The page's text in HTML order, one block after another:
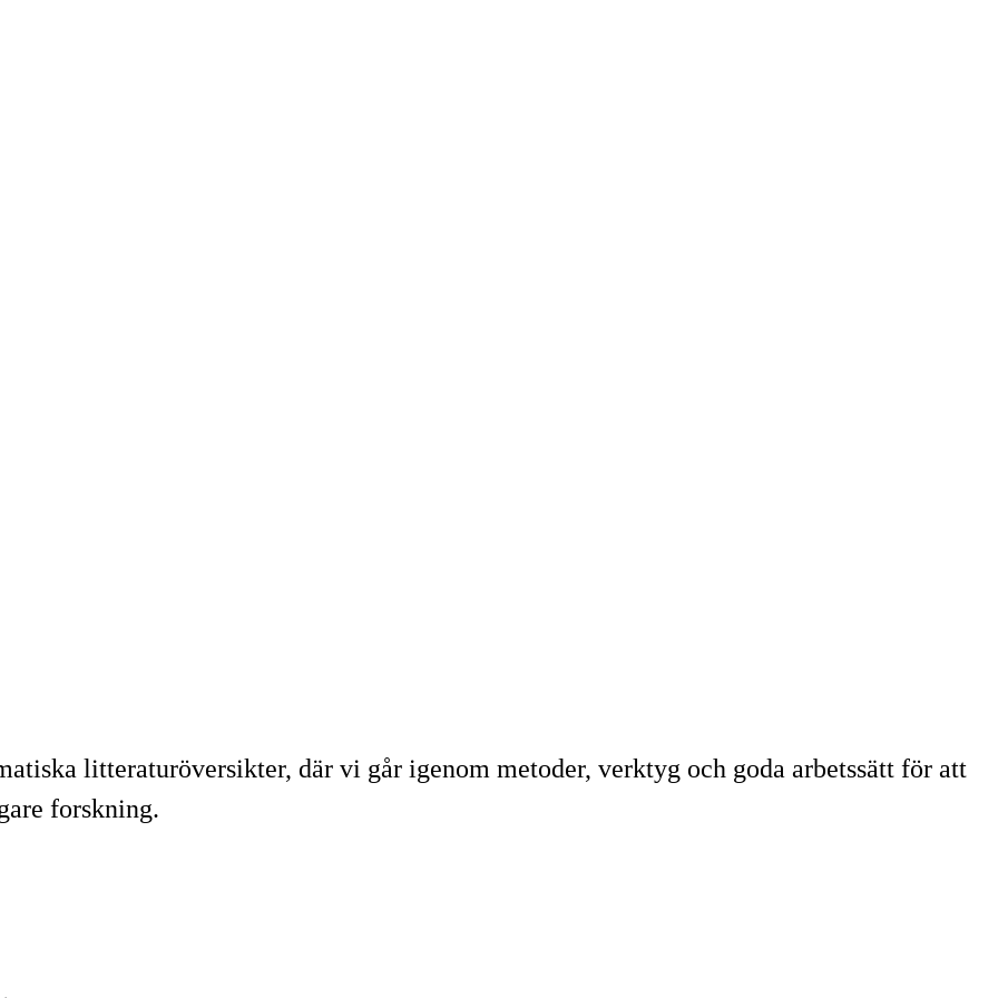
litteraturöversikter, där vi går igenom metoder, verktyg och goda arbetssätt för att
forskning.